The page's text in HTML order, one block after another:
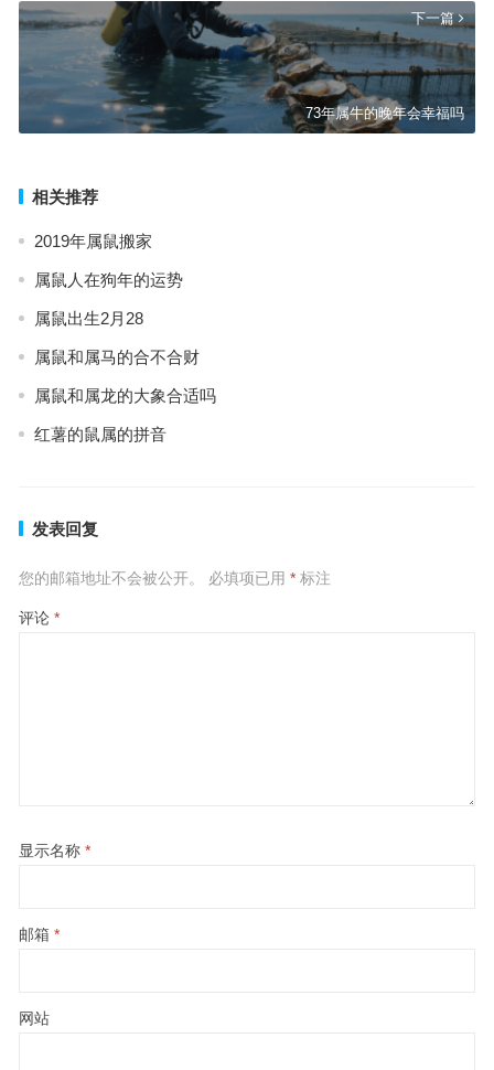
下一篇
73年属牛的晚年会幸福吗
相关推荐
2019年属鼠搬家
属鼠人在狗年的运势
属鼠出生2月28
属鼠和属马的合不合财
属鼠和属龙的大象合适吗
红薯的鼠属的拼音
发表回复
您的邮箱地址不会被公开。 必填项已用 *标注
评论 *
显示名称 *
邮箱 *
网站